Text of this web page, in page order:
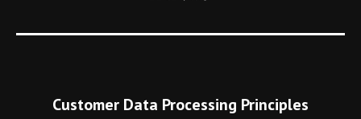
Customer Data Processing Principles